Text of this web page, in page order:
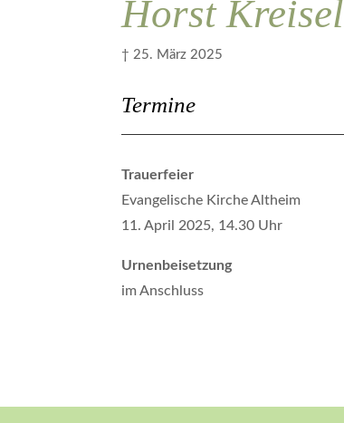
Horst Kreisel
† 25. März 2025
Termine
Trauerfeier
Evangelische Kirche Altheim
11. April 2025, 14.30 Uhr
Urnenbeisetzung
im Anschluss